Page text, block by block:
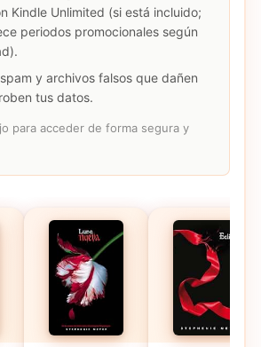
Kindle Unlimited (si está incluido;
periodos promocionales según
y archivos falsos que dañen
tus datos.
para acceder de forma segura y